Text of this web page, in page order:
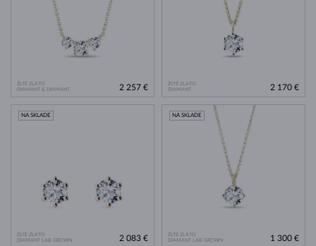
ŽLTÉ ZLATO
DIAMANT & DIAMANT
2 257 €
ŽLTÉ ZLATO
DIAMANT
2 170 €
ŽLTÉ ZLATO
DIAMANT LAB GROWN
NA SKLADE
2 083 €
ŽLTÉ ZLATO
DIAMANT LAB GROWN
NA SKLADE
1 300 €